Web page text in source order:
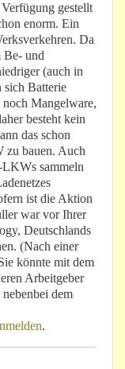
gestellt
enorm. Ein
Da
Be- und
(auch in
sich Batterie
Mangelware,
besteht kein
das schon
zu bauen. Auch
sammeln
ist die Aktion
war vor Ihrer
Deutschlands
(Nach einer
könnte mit dem
Arbeitgeber
dem
.